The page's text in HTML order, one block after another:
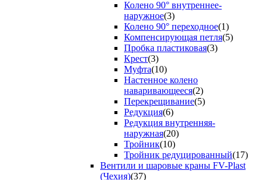
Колено 90° внутреннее-
наружное(3)
Колено 90° переходное(1)
Компенсирующая петля(5)
Пробка пластиковая(3)
Крест(3)
Муфта(10)
Настенное колено
наваривающееся(2)
Перекрещивание(5)
Редукция(6)
Редукция внутренняя-
наружная(20)
Тройник(10)
Тройник редуцированный(17)
Вентили и шаровые краны FV-Plast
(Чехия)(37)